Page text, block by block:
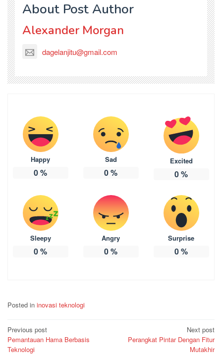
About Post Author
Alexander Morgan
dagelanjitu@gmail.com
Happy
0%
Sad
0%
Excited
0%
Sleepy
0%
Angry
0%
Surprise
0%
Posted in inovasi teknologi
Post
navigation
Previous post
Pemantauan Hama Berbasis
Teknologi
Next post
Perangkat Pintar Dengan Fitur
Mutakhir